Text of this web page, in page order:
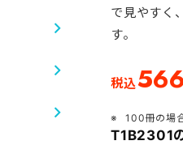
で見やすく
す。
税込
100冊の場
T1B2301
地図
犬
エコ